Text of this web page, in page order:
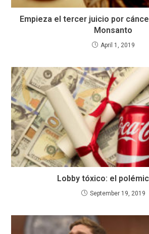
Empieza el tercer juicio por
Monsanto
April 1, 2019
Lobby tóxico: el
September 19, 2019